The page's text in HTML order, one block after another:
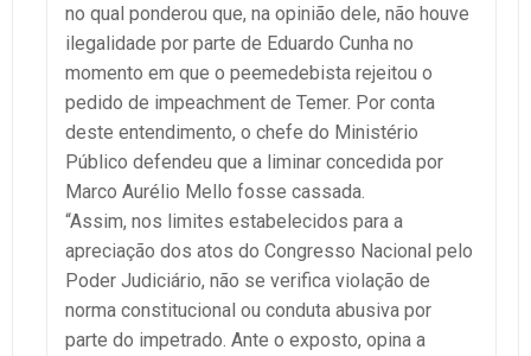
no qual ponderou que, na opinião dele, não houve
ilegalidade por parte de Eduardo Cunha no
momento em que o peemedebista rejeitou o
pedido de impeachment de Temer. Por conta
deste entendimento, o chefe do Ministério
Público defendeu que a liminar concedida por
Marco Aurélio Mello fosse cassada.
“Assim, nos limites estabelecidos para a
apreciação dos atos do Congresso Nacional pelo
Poder Judiciário, não se verifica violação de
norma constitucional ou conduta abusiva por
parte do impetrado. Ante o exposto, opina a